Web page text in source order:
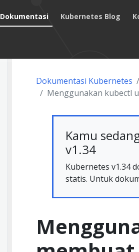
Dokumentasi Kubernetes Blog
Dokumentasi Kubernetes
Menggunakan kubectl
Kamu
v1.34
Kubernetes v1.34
statis. Untuk